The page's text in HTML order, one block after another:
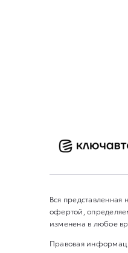
Вся
офертой,
изменена в любое
Правовая